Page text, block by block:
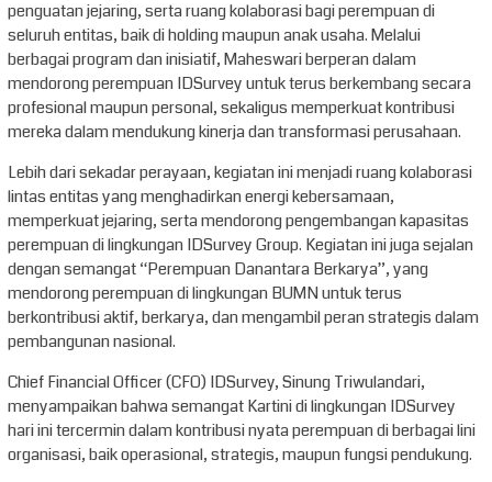
penguatan jejaring, serta ruang kolaborasi bagi perempuan di
seluruh entitas, baik di holding maupun anak usaha. Melalui
berbagai program dan inisiatif, Maheswari berperan dalam
mendorong perempuan IDSurvey untuk terus berkembang secara
profesional maupun personal, sekaligus memperkuat kontribusi
mereka dalam mendukung kinerja dan transformasi perusahaan.
Lebih dari sekadar perayaan, kegiatan ini menjadi ruang kolaborasi
lintas entitas yang menghadirkan energi kebersamaan,
memperkuat jejaring, serta mendorong pengembangan kapasitas
perempuan di lingkungan IDSurvey Group. Kegiatan ini juga sejalan
dengan semangat “Perempuan Danantara Berkarya”, yang
mendorong perempuan di lingkungan BUMN untuk terus
berkontribusi aktif, berkarya, dan mengambil peran strategis dalam
pembangunan nasional.
Chief Financial Officer (CFO) IDSurvey, Sinung Triwulandari,
menyampaikan bahwa semangat Kartini di lingkungan IDSurvey
hari ini tercermin dalam kontribusi nyata perempuan di berbagai lini
organisasi, baik operasional, strategis, maupun fungsi pendukung.